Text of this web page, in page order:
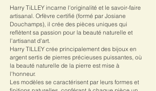
Harry TiLLEY incarne l'originalité et le savoir-faire
artisanal. Orfèvre certifié (formé par Josiane
Douchamps), il crée des pièces uniques qui
reflètent sa passion pour la beauté naturelle et
l'artisanat d'art.
Harry TILLEY crée principalement des bijoux en
argent sertis de pierres précieuses puissantes, où
la beauté naturelle de la pierre est mise à
l'honneur.
Les modèles se caractérisent par leurs formes et